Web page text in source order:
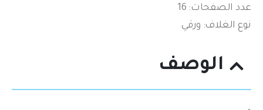
عدد الصفحات: 16
نوع الغلاف: ورقي
الوصف